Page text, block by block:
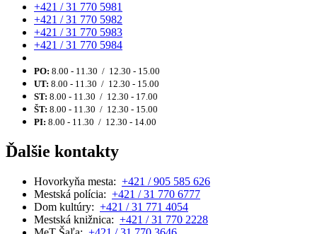
+421 / 31 770 5981
+421 / 31 770 5982
+421 / 31 770 5983
+421 / 31 770 5984
PO: 8.00 - 11.30 / 12.30 - 15.00
UT: 8.00 - 11.30 / 12.30 - 15.00
ST: 8.00 - 11.30 / 12.30 - 17.00
ŠT: 8.00 - 11.30 / 12.30 - 15.00
PI: 8.00 - 11.30 / 12.30 - 14.00
Ďalšie kontakty
Hovorkyňa mesta: +421 / 905 585 626
Mestská polícia: +421 / 31 770 6777
Dom kultúry: +421 / 31 771 4054
Mestská knižnica: +421 / 31 770 2228